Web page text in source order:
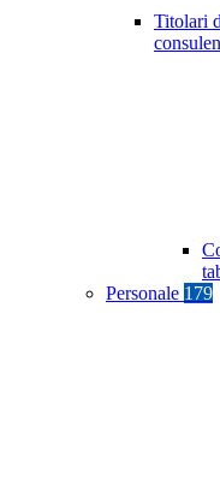
Titolari
Personale 179